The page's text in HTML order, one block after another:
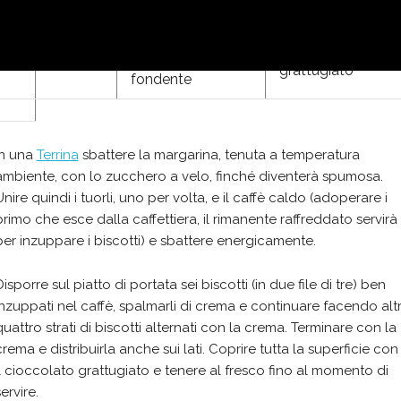
fondente
grattugiato
una Terrinasbattere la margarina, tenuta a temperatura
con lo zucchero a velo, finché diventerà spumosa.
quindi i tuorli, uno per volta, e il caffè caldo (adoperare i
che esce dalla caffettiera, il rimanente raffreddato servirà
inzuppare i biscotti) e sbattere energicamente.
sul piatto di portata sei biscotti (in due file di tre) ben
nel caffè, spalmarli di crema e continuare facendo
strati di biscotti alternati con la crema. Terminare con la
e distribuirla anche sui lati. Coprire tutta la superficie con
cioccolato grattugiato e tenere al fresco fino al momento di